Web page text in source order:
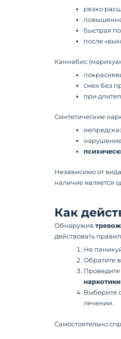
резко
быстрая
после
Каннабис
смех без
при
Синтетические
Независимо от
наличие является
Как
Обнаружив
действовать
Не
Обратите
Проведите
наркотики
Выберите
лечении.
Самостоятельно